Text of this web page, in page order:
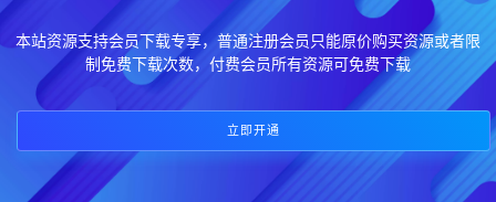
本站资源支持会员下载专享，普通注册会员只能原价购买资源或者限
制免费下载次数，付费会员所有资源可免费下载
立即开通